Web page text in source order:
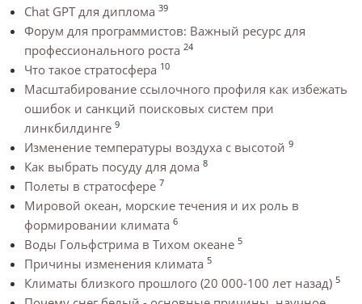
Chat GPT для диплома 39
Форум для программистов: Важный ресурс для
профессионального роста 24
Что такое стратосфера 10
Масштабирование ссылочного профиля как избежать
ошибок и санкций поисковых систем при
линкбилдинге 9
Изменение температуры воздуха с высотой 9
Как выбрать посуду для дома 8
Полеты в стратосфере 7
Мировой океан, морские течения и их роль в
формировании климата 6
Воды Гольфстрима в Тихом океане 5
Причины изменения климата 5
Климаты близкого прошлого (20 000-100 лет назад) 5